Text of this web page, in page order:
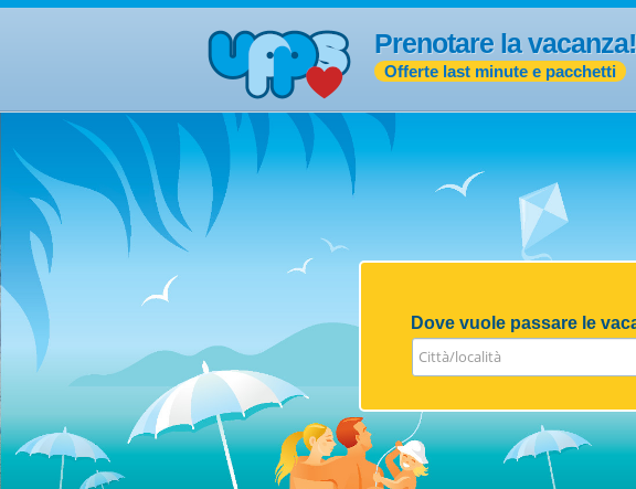
Prenotare la vacanza!
Offerte last minute e pacchetti
Dove vuole passare le